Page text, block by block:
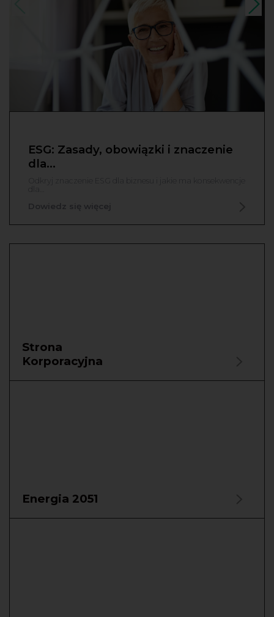
ESG: Zasady, obowiązki i znaczenie
dla…
Strona
Korporacyjna
Energia 2051